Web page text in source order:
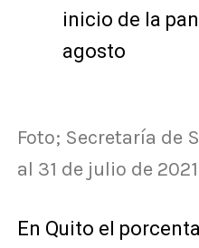
inicio de la
agosto
Foto; Secretaría de
al 31 de julio de 2021
En Quito el